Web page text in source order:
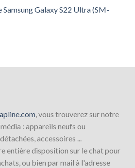
initial
actuel
Galaxy S22 Ultra (SM-
, vous trouverez sur notre
: appareils neufs ou
accessoires ...
entière disposition sur le chat pour
ou bien par mail à l'adresse